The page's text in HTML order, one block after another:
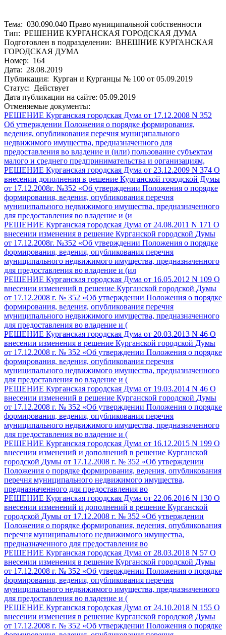
Тема: 030.090.040 Право муниципальной собственности
Тип: РЕШЕНИЕ КУРГАНСКАЯ ГОРОДСКАЯ ДУМА
Подготовлен в подразделении: ВНЕШНИЕ КУРГАНСКАЯ
ГОРОДСКАЯ ДУМА
Номер: 164
Дата: 28.08.2019
Публикация: Курган и Курганцы № 100 от 05.09.2019
Статус: Действует
Дата публикации на сайте: 05.09.2019
Отменяемые документы:
РЕШЕНИЕ Курганская городская Дума от 17.12.2008 N 352
Об утверждении Положения о порядке формирования,
ведения, опубликования перечня муниципального
недвижимого имущества, предназначенного для
предоставления во владение и (или) пользование субъектам
малого и среднего предпринимательства и организациям,
РЕШЕНИЕ Курганская городская Дума от 23.12.2009 N 374 О
внесении дополнения в решение Курганской городской Думы
от 17.12.2008г. №352 «Об утверждении Положения о порядке
формирования, ведения, опубликования перечня
муниципального недвижимого имущества, предназначенного
для предоставления во владение и (и
РЕШЕНИЕ Курганская городская Дума от 24.08.2011 N 171 О
внесении изменения в решение Курганской городской Думы
от 17.12.2008г. №352 «Об утверждении Положения о порядке
формирования, ведения, опубликования перечня
муниципального недвижимого имущества, предназначенного
для предоставления во владение и (ил
РЕШЕНИЕ Курганская городская Дума от 16.05.2012 N 109 О
внесении изменений в решение Курганской городской Думы
от 17.12.2008 г. № 352 «Об утверждении Положения о порядке
формирования, ведения, опубликования перечня
муниципального недвижимого имущества, предназначенного
для предоставления во владение и (
РЕШЕНИЕ Курганская городская Дума от 20.03.2013 N 46 О
внесении изменения в решение Курганской городской Думы
от 17.12.2008 г. № 352 «Об утверждении Положения о порядке
формирования, ведения, опубликования перечня
муниципального недвижимого имущества, предназначенного
для предоставления во владение и (
РЕШЕНИЕ Курганская городская Дума от 19.03.2014 N 46 О
внесении изменений в решение Курганской городской Думы
от 17.12.2008 г. № 352 «Об утверждении Положения о порядке
формирования, ведения, опубликования перечня
муниципального недвижимого имущества, предназначенного
для предоставления во владение и (
РЕШЕНИЕ Курганская городская Дума от 16.12.2015 N 199 О
внесении изменений и дополнений в решение Курганской
городской Думы от 17.12.2008 г. № 352 «Об утверждении
Положения о порядке формирования, ведения, опубликования
перечня муниципального недвижимого имущества,
предназначенного для предоставления во
РЕШЕНИЕ Курганская городская Дума от 22.06.2016 N 130 О
внесении изменений и дополнений в решение Курганской
городской Думы от 17.12.2008 г. № 352 «Об утверждении
Положения о порядке формирования, ведения, опубликования
перечня муниципального недвижимого имущества,
предназначенного для предоставления во
РЕШЕНИЕ Курганская городская Дума от 28.03.2018 N 57 О
внесении изменения в решение Курганской городской Думы
от 17.12.2008 г. № 352 «Об утверждении Положения о порядке
формирования, ведения, опубликования перечня
муниципального недвижимого имущества, предназначенного
для предоставления во владение и (
РЕШЕНИЕ Курганская городская Дума от 24.10.2018 N 155 О
внесении изменения в решение Курганской городской Думы
от 17.12.2008 г. № 352 «Об утверждении Положения о порядке